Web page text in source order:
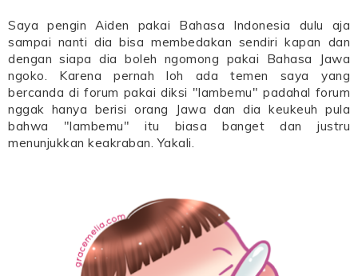
Saya pengin Aiden pakai Bahasa Indonesia dulu aja
sampai nanti dia bisa membedakan sendiri kapan dan
dengan siapa dia boleh ngomong pakai Bahasa Jawa
ngoko. Karena pernah loh ada temen saya yang
bercanda di forum pakai diksi "lambemu" padahal forum
nggak hanya berisi orang Jawa dan dia keukeuh pula
bahwa "lambemu" itu biasa banget dan justru
menunjukkan keakraban. Yakali.